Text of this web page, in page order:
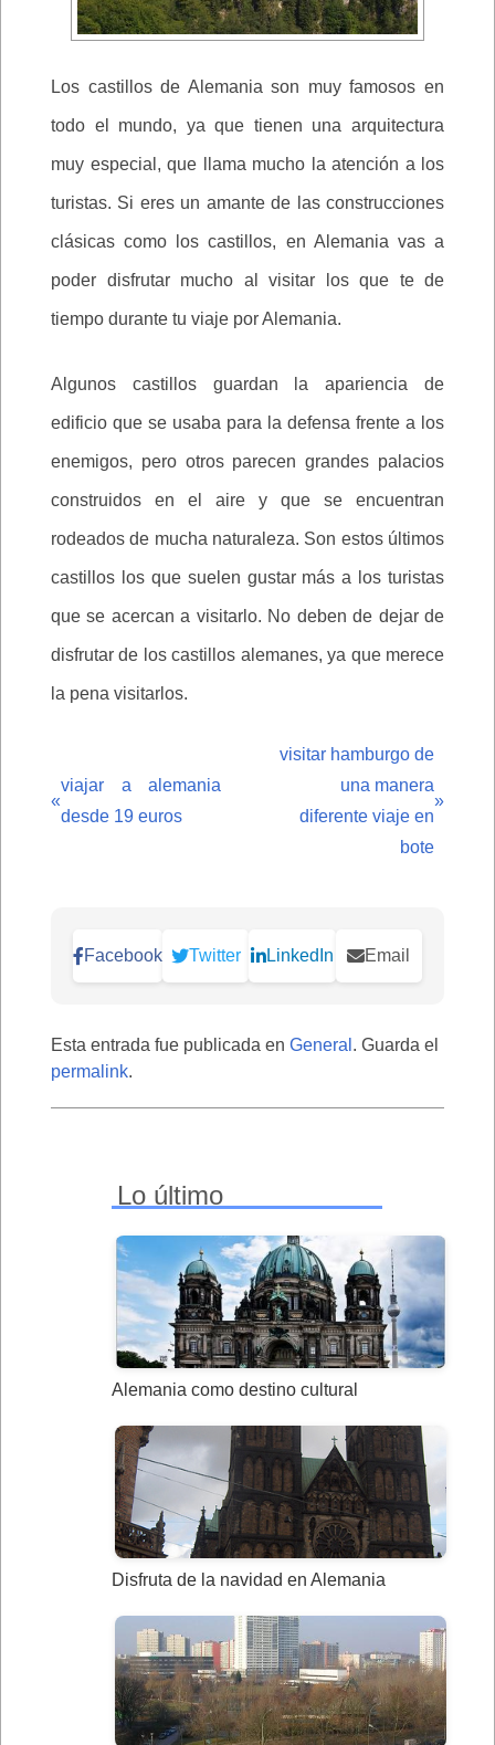
Los castillos de Alemania son muy famosos en
todo el mundo, ya que tienen una arquitectura
muy especial, que llama mucho la atención a los
turistas. Si eres un amante de las construcciones
clásicas como los castillos, en Alemania vas a
poder disfrutar mucho al visitar los que te de
tiempo durante tu viaje por Alemania.
Algunos castillos guardan la apariencia de
edificio que se usaba para la defensa frente a los
enemigos, pero otros parecen grandes palacios
construidos en el aire y que se encuentran
rodeados de mucha naturaleza. Son estos últimos
castillos los que suelen gustar más a los turistas
que se acercan a visitarlo. No deben de dejar de
disfrutar de los castillos alemanes, ya que merece
la pena visitarlos.
«
viajar a alemania
desde 19 euros
visitar hamburgo de
una manera
diferente viaje en
bote
»
Facebook Twitter LinkedIn Email
Esta entrada fue publicada en General . Guarda el
permalink.
Lo último
Alemania como destino cultural
Disfruta de la navidad en Alemania